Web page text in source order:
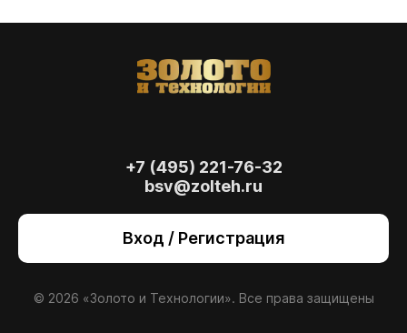
+7 (495) 221-76-32
bsv@zolteh.ru
Вход / Регистрация
© 2026 «Золото и Технологии». Все права защищены
также для анализа сайта и улучшения
сайт, вы даете согласиена использование